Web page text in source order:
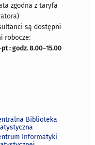
zgodna z taryfą
są dostępni
robocze:
pt : godz. 8.00–15.00
Biblioteka
Informatyki